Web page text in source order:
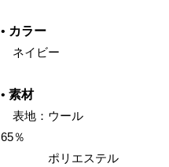
• カラー
ネイビー
• 素材
表地：ウール
65％
ポリエステル